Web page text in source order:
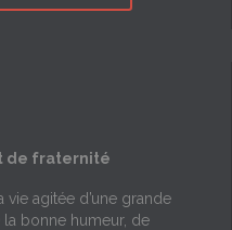
de fraternité
vie agitée d’une grande
bonne humeur, de